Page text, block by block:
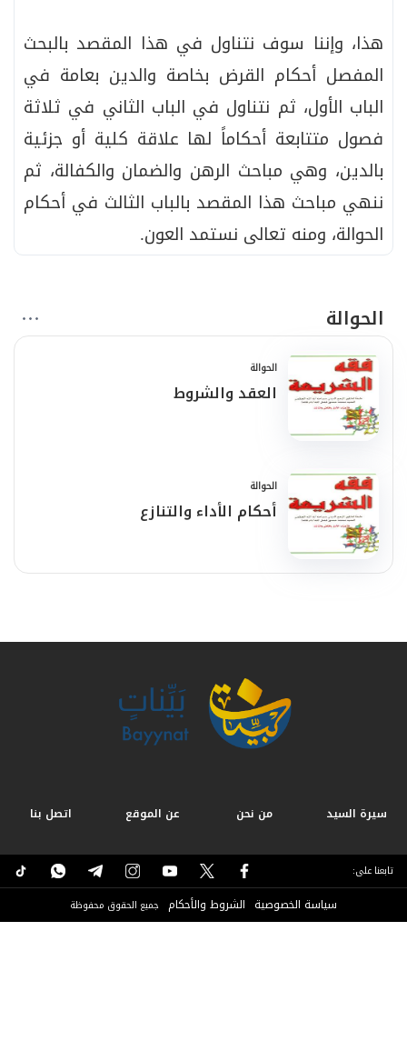
هذا، وإننا سوف نتناول في هذا المقصد بالبحث
المفصل أحكام القرض بخاصة والدين بعامة في
الباب الأول، ثم نتناول في الباب الثاني في ثلاثة
فصول متتابعة أحكاماً لها علاقة كلية أو جزئية
بالدين، وهي مباحث الرهن والضمان والكفالة، ثم
ننهي مباحث هذا المقصد بالباب الثالث في أحكام
الحوالة، ومنه تعالى نستمد العون.
الحوالة
الحوالة
العقد والشروط
الحوالة
أحكام الأداء والتنازع
سيرة السيد من نحن عن الموقع اتصل بنا
تابعنا على:
سياسة الخصوصية الشروط والأحكام جميع الحقوق محفوظة